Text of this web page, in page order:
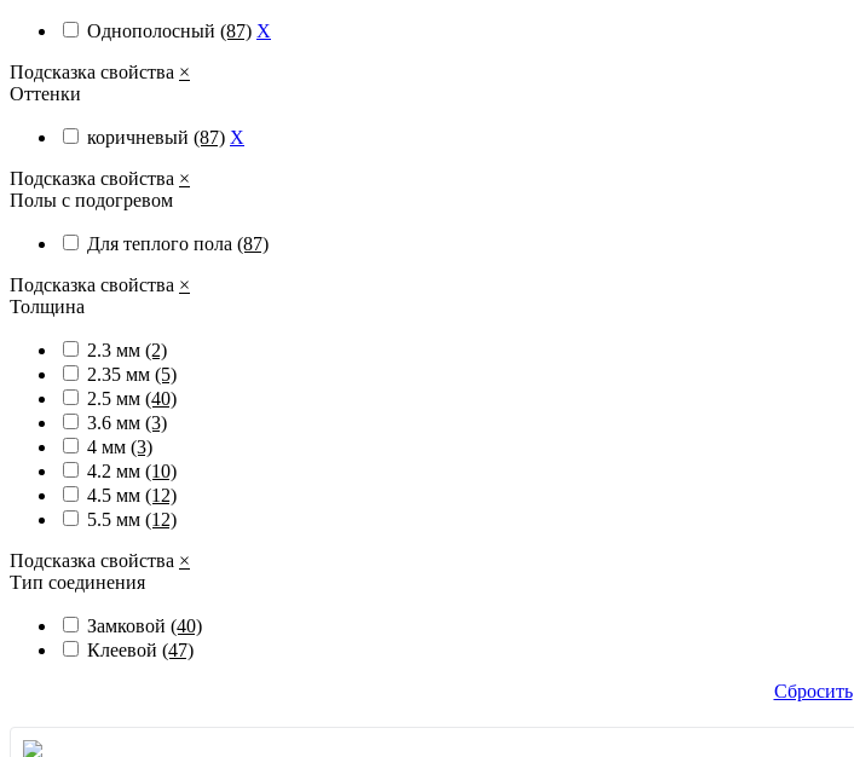
Однополосный (87) X
Подсказка свойства ×
Оттенки
коричневый (87) X
Подсказка свойства ×
Полы с подогревом
Для теплого пола (87)
Подсказка свойства ×
Толщина
2.3 мм (2)
2.35 мм (5)
2.5 мм (40)
3.6 мм (3)
4 мм (3)
4.2 мм (10)
4.5 мм (12)
5.5 мм (12)
Подсказка свойства ×
Тип соединения
Замковой (40)
Клеевой (47)
Сбросить